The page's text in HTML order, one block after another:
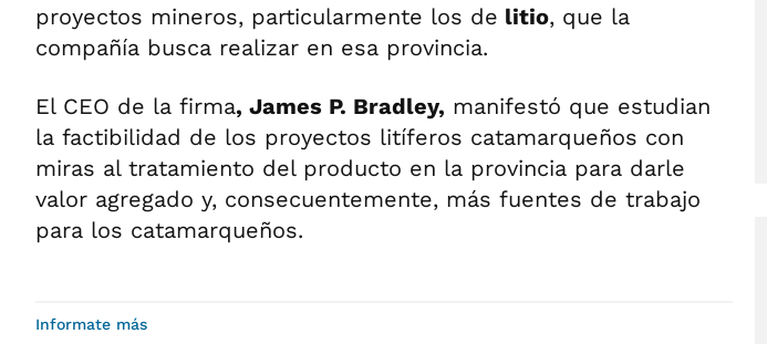
proyectos mineros, particularmente los de litio, que la
compañía busca realizar en esa provincia.
El CEO de la firma, James P. Bradley, manifestó que estudian
la factibilidad de los proyectos litíferos catamarqueños con
miras al tratamiento del producto en la provincia para darle
valor agregado y, consecuentemente, más fuentes de trabajo
para los catamarqueños.
Informate más